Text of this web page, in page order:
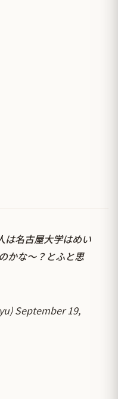
は名古屋大学はめい
かな〜？とふと思
September 19,